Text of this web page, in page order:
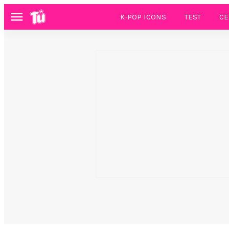
Menú K-POP ICONS TEST